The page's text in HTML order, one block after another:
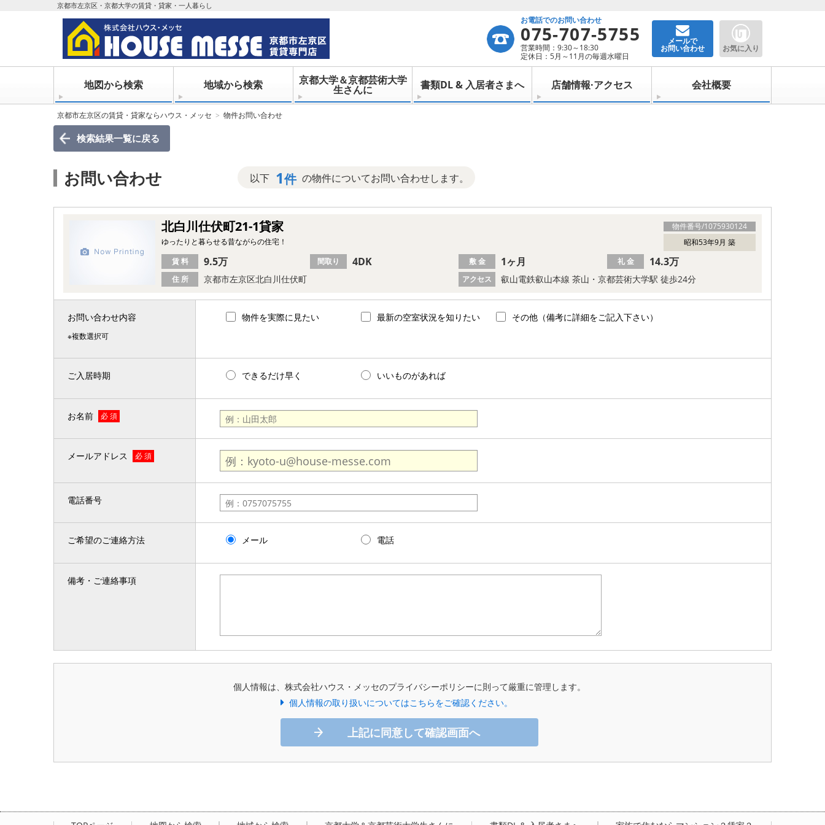
京都市左京区・京都大学の賃貸・貸家・一人暮らし
お電話でのお問い合わせ
075-707-5755
営業時間：9:30～18:30
定休日：5月～11月の毎週水曜日
メールで
お問い合わせ お気に入り
地図から検索 地域から検索 京都大学＆京都芸術大学
生さんに 書類DL & 入居者さまへ 店舗情報·アクセス 会社概要
京都市左京区の賃貸・貸家ならハウス・メッセ 物件お問い合わせ
検索結果一覧に戻る
お問い合わせ 以下 1件 の物件についてお問い合わせします。
物件番号/1075930124
北白川仕伏町21-1貸家
昭和53年9月 築
ゆったりと暮らせる昔ながらの住宅！
住 所 京都市左京区北白川仕伏町 アクセス 叡山電鉄叡山本線 茶山・京都芸術大学駅 徒歩24分
賃 料 9.5万 間取り 4DK 敷 金 1ヶ月 礼 金 14.3万
お問い合わせ内容
※複数選択可
物件を実際に見たい 最新の空室状況を知りたい その他（備考に詳細をご記入下さい）
ご入居時期 できるだけ早く いいものがあれば
お名前 必 須
メールアドレス 必 須
電話番号
ご希望のご連絡方法 メール 電話
備考・ご連絡事項
個人情報は、株式会社ハウス・メッセのプライバシーポリシーに則って厳重に管理します。
個人情報の取り扱いについてはこちらをご確認ください。
上記に同意して確認画面へ